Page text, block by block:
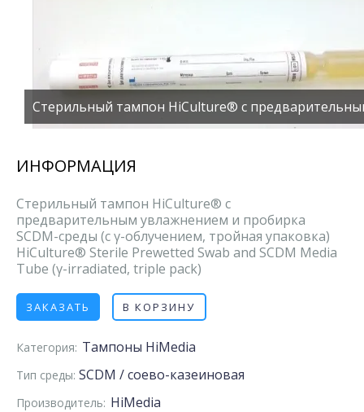
Стерильный тампон HiCulture® с
ИНФОРМАЦИЯ
Стерильный тампон HiCulture® с
предварительным увлажнением и пробирка
SCDM-среды (с γ-облучением, тройная упаковка)
HiCulture® Sterile Prewetted Swab and SCDM Media
Tube (γ-irradiated, triple pack)
ЗАКАЗАТЬ В КОРЗИНУ
Категория: Тампоны HiMedia
Тип среды: SCDM / соево-казеиновая
Производитель: HiMedia